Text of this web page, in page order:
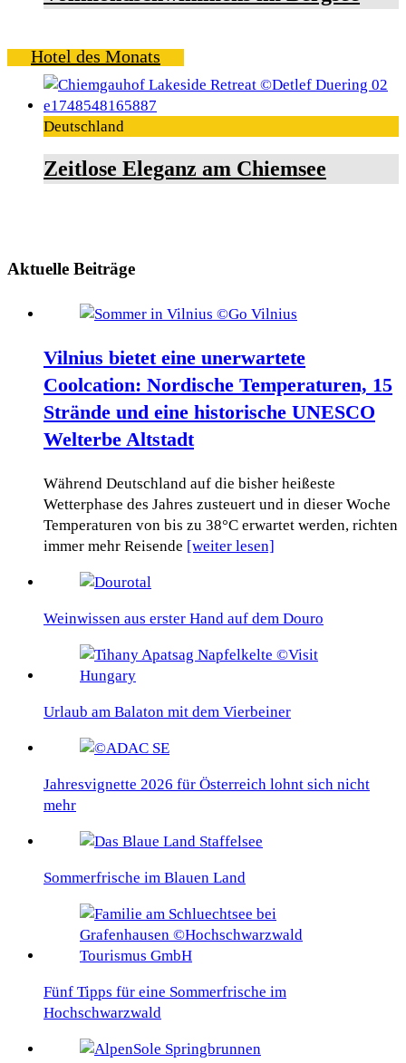
Hotel des Monats
Deutschland
Zeitlose Eleganz am Chiemsee
Aktuelle Beiträge
Vilnius bietet eine unerwartete
Coolcation: Nordische Temperaturen, 15
Strände und eine historische UNESCO
Welterbe Altstadt
Während Deutschland auf die bisher heißeste
Wetterphase des Jahres zusteuert und in dieser Woche
Temperaturen von bis zu 38°C erwartet werden, richten
immer mehr Reisende [weiter lesen]
Weinwissen aus erster Hand auf dem Douro
Urlaub am Balaton mit dem Vierbeiner
Jahresvignette 2026 für Österreich lohnt sich nicht
mehr
Sommerfrische im Blauen Land
Fünf Tipps für eine Sommerfrische im
Hochschwarzwald